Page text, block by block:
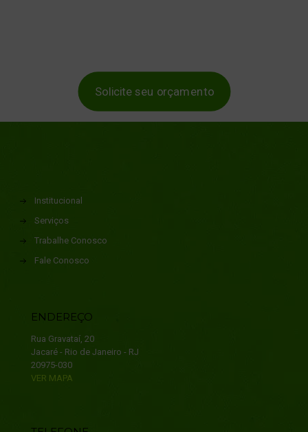
Solicite seu orçamento
Institucional
Serviços
Trabalhe Conosco
Fale Conosco
ENDEREÇO
Rua Gravataí, 20
Jacaré - Rio de Janeiro - RJ
20975-030
VER MAPA